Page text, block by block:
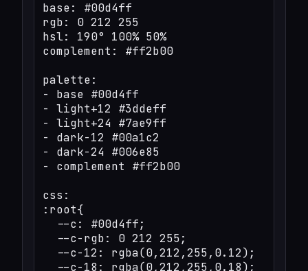
base: #00d4ff
rgb: 0 212 255
hsl: 190° 100% 50%
complement: #ff2b00
palette:
- base #00d4ff
- light+12 #3ddeff
- light+24 #7ae9ff
- dark-12 #00a1c2
- dark-24 #006e85
- complement #ff2b00
css:
:root{